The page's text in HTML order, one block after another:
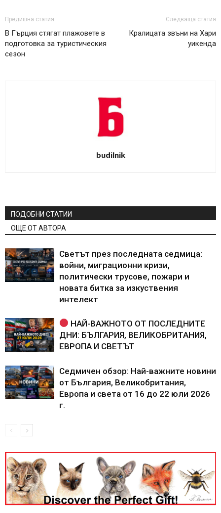
Предишна статия
В Гърция стягат плажовете в
подготовка за туристическия
сезон
Следваща статия
Кралицата звъни на Хари
уикенда
budilnik
ПОДОБНИ СТАТИИ
ОЩЕ ОТ АВТОРА
Светът през последната седмица:
войни, миграционни кризи,
политически трусове, пожари и
новата битка за изкуствения
интелект
НАЙ-ВАЖНОТО ОТ ПОСЛЕДНИТЕ
ДНИ: БЪЛГАРИЯ, ВЕЛИКОБРИТАНИЯ,
ЕВРОПА И СВЕТЪТ
Седмичен обзор: Най-важните новини
от България, Великобритания,
Европа и света от 16 до 22 юли 2026
г.